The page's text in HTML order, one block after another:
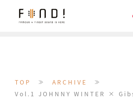
TOP ≫ ARCHIVE ≫
Vol.1 JOHNNY WINTER ×